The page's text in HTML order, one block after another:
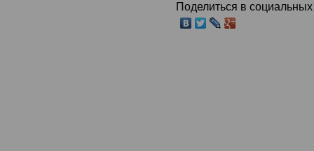
Поделиться в социальных